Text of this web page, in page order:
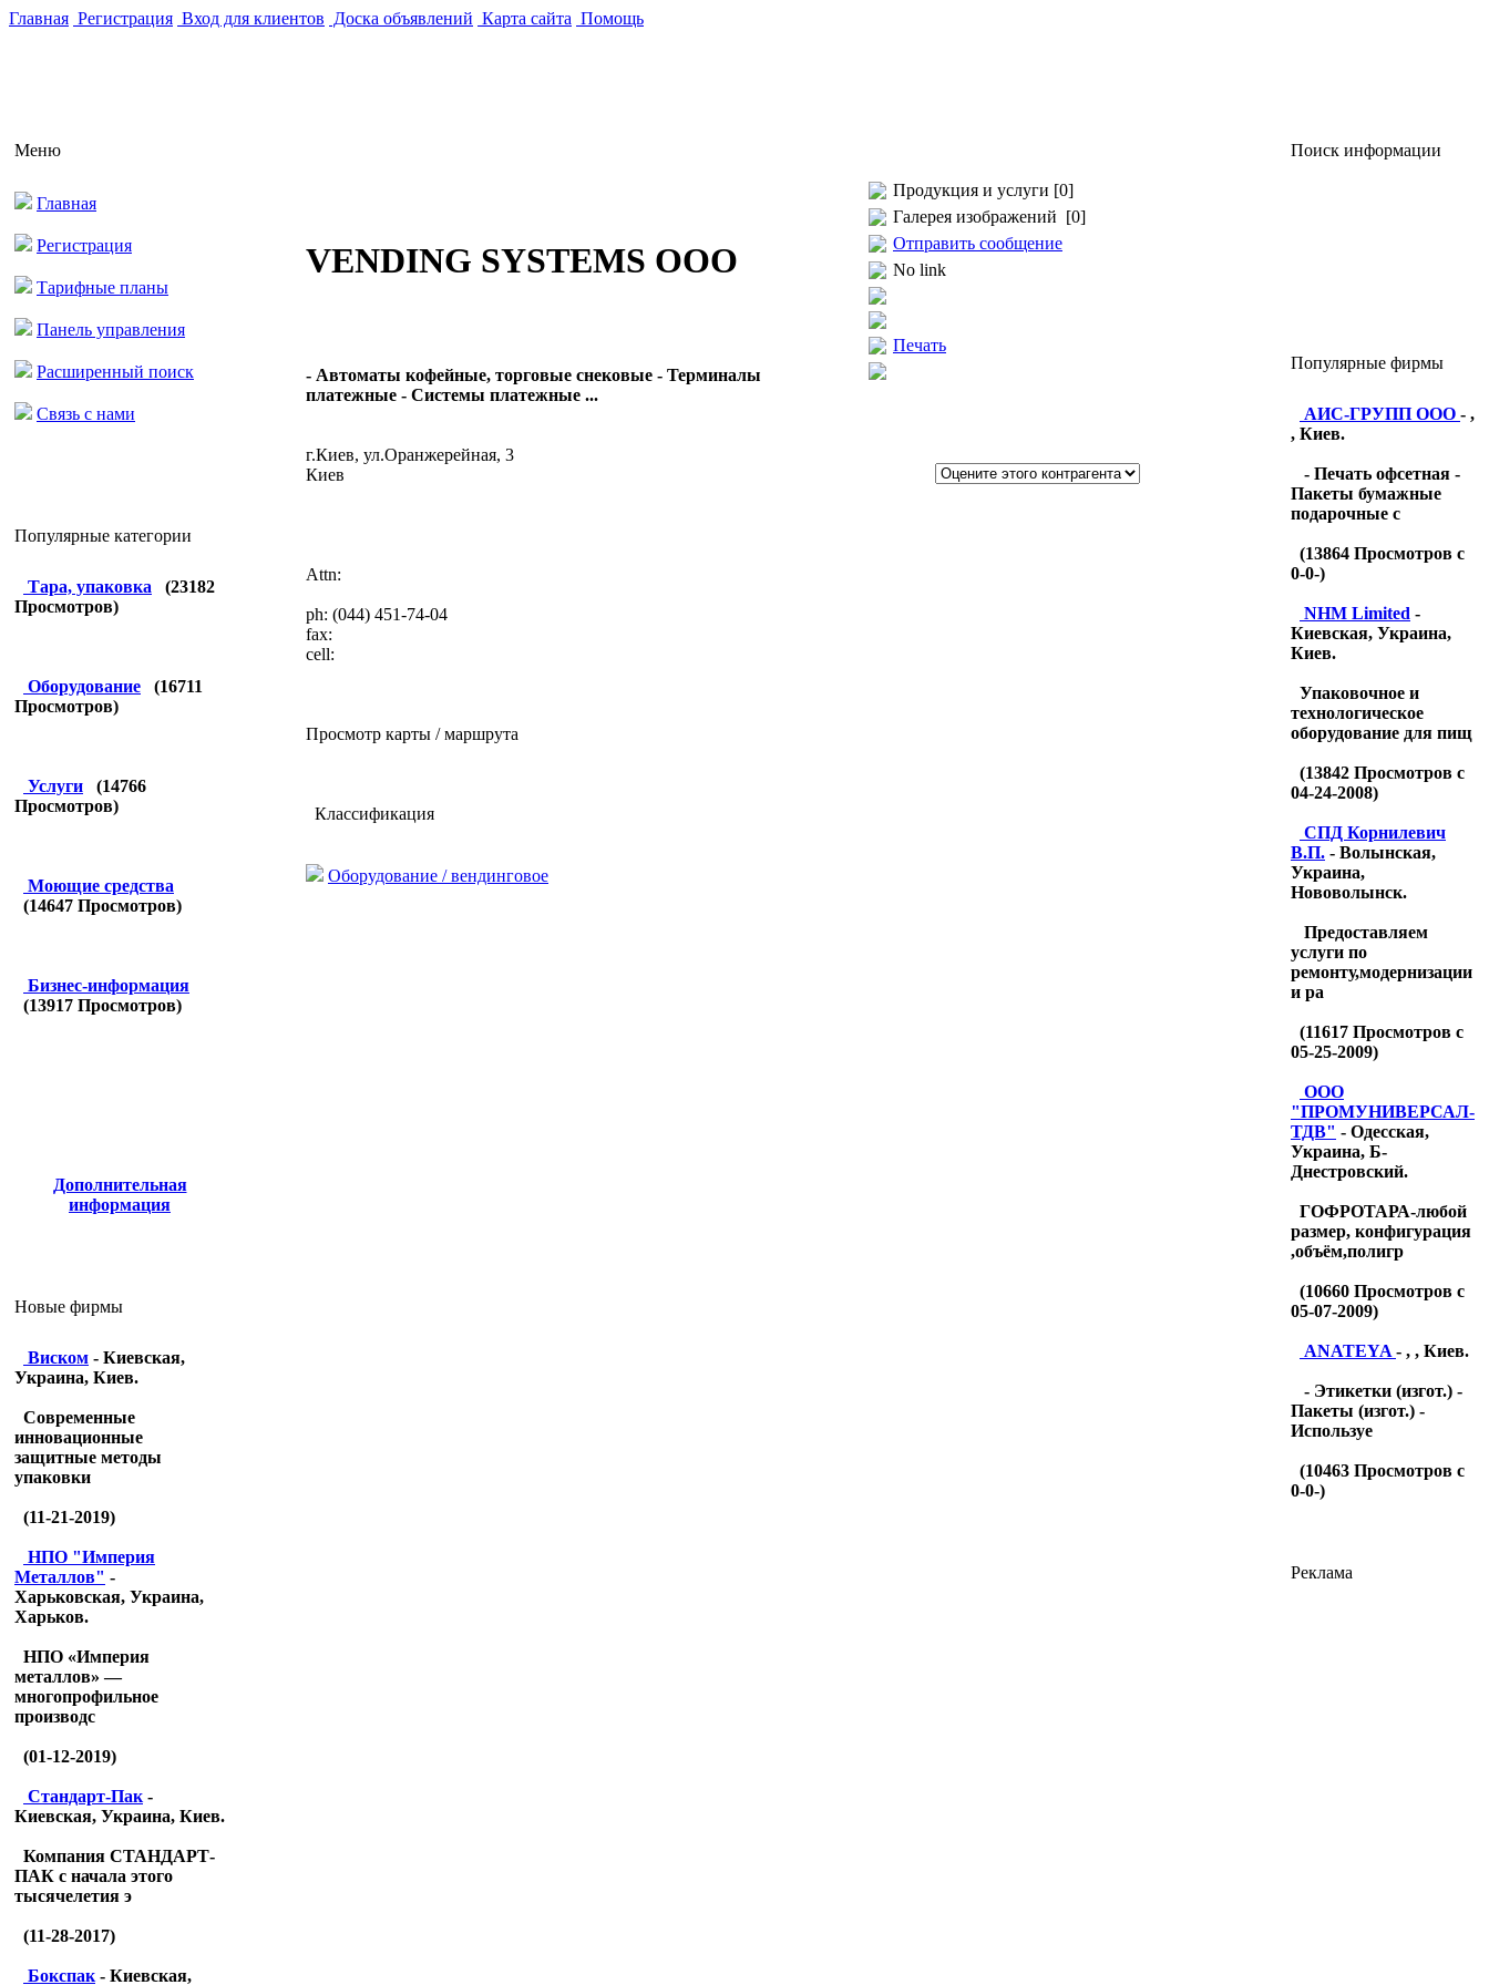
Главная Регистрация Вход для клиентов Доска объявлений Карта сайта Помощь
Меню
Главная
Регистрация
Тарифные планы
Панель управления
Расширенный поиск
Связь с нами
Популярные категории
Тара, упаковка (23182
Просмотров)
Оборудование (16711
Просмотров)
Услуги (14766
Просмотров)
Моющие средства
(14647 Просмотров)
Бизнес-информация
(13917 Просмотров)
Дополнительная
информация
Новые фирмы
Виском - Киевская,
Украина, Киев.
Современные
инновационные
защитные методы
упаковки
(11-21-2019)
НПО "Империя
Металлов" -
Харьковская, Украина,
Харьков.
НПО «Империя
металлов» —
многопрофильное
производс
(01-12-2019)
Стандарт-Пак -
Киевская, Украина, Киев.
Компания СТАНДАРТ-
ПАК с начала этого
тысячелетия э
(11-28-2017)
Бокспак - Киевская,
VENDING SYSTEMS ООО
- Автоматы кофейные, торговые снековые - Терминалы
платежные - Системы платежные ...
г.Киев, ул.Оранжерейная, 3
Киев
Attn:
ph: (044) 451-74-04
fax:
cell:
Просмотр карты / маршрута
Классификация
Оборудование / вендинговое
Продукция и услуги [0]
Галерея изображений [0]
Отправить сообщение
No link
Печать
Поиск информации
Популярные фирмы
АИС-ГРУПП ООО - ,
, Киев.
- Печать офсетная -
Пакеты бумажные
подарочные с
(13864 Просмотров с
0-0-)
NHM Limited -
Киевская, Украина,
Киев.
Упаковочное и
технологическое
оборудование для пищ
(13842 Просмотров с
04-24-2008)
CПД Корнилевич
В.П. - Волынская,
Украина,
Нововолынск.
Предоставляем
услуги по
ремонту,модернизации
и ра
(11617 Просмотров с
05-25-2009)
OOO
"ПРОМУНИВЕРСАЛ-
ТДB" - Одесская,
Украина, Б-
Днестровский.
ГОФРОТАРА-любой
размер, конфигурация
,объём,полигр
(10660 Просмотров с
05-07-2009)
ANATEYA - , , Киев.
- Этикетки (изгот.) -
Пакеты (изгот.) -
Используе
(10463 Просмотров с
0-0-)
Реклама